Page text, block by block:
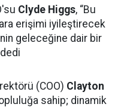
Clyde Higgs, “Bu
erişimi iyileştirecek
geleceğine dair bir
(COO) Clayton
sahip; dinamik